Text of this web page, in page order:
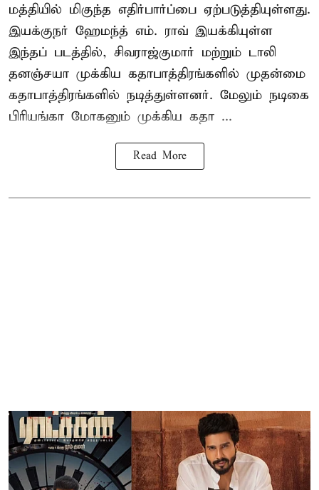
மத்தியில் மிகுந்த எதிர்பார்ப்பை ஏற்படுத்தியுள்ளது.
இயக்குநர் ஹேமந்த் எம். ராவ் இயக்கியுள்ள
இந்தப் படத்தில், சிவராஜ்குமார் மற்றும் டாலி
தனஞ்சயா முக்கிய கதாபாத்திரங்களில் முதன்மை
கதாபாத்திரங்களில் நடித்துள்ளனர். மேலும் நடிகை
பிரியங்கா மோகனும் முக்கிய கதா ...
Read More